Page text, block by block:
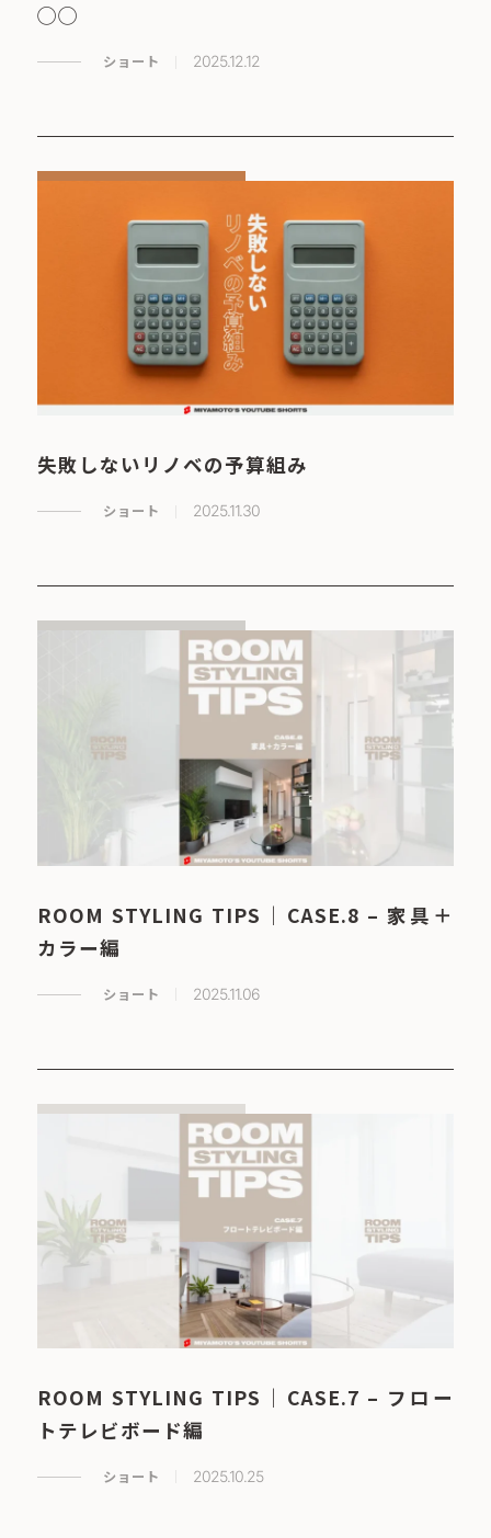
◯◯
ショート 2025.12.12
失敗しないリノベの予算組み
ショート 2025.11.30
ROOM STYLING TIPS｜CASE.8 – 家具＋
カラー編
ショート 2025.11.06
ROOM STYLING TIPS｜CASE.7 – フロー
トテレビボード編
ショート 2025.10.25